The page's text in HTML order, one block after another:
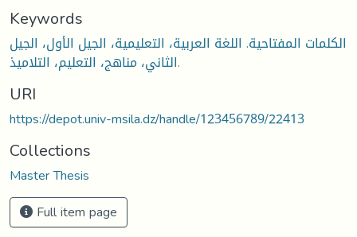
Keywords
الكلمات المفتاحية. اللغة العربية، التعليمية، الجيل الأول، الجيل
الثاني، مناهج، التعليم، التلاميذ.
URI
https://depot.univ-msila.dz/handle/123456789/22413
Collections
Master Thesis
Full item page